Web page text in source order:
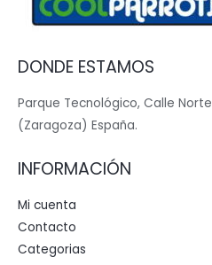
DONDE ESTAMOS
Parque Tecnológico, Calle
(Zaragoza) España.
INFORMACIÓN
Mi cuenta
Contacto
Categorias